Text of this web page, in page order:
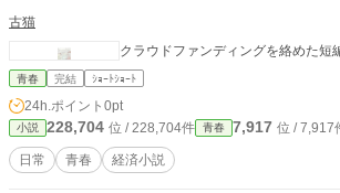
古猫
クラウドファンディングを絡めた短
青春 完結 ｼｮｰﾄｼｮｰﾄ
24h.ポイント 0pt
小説 228,704 位 / 228,704件 青春 7,917 位 / 7,917
日常 青春 経済小説